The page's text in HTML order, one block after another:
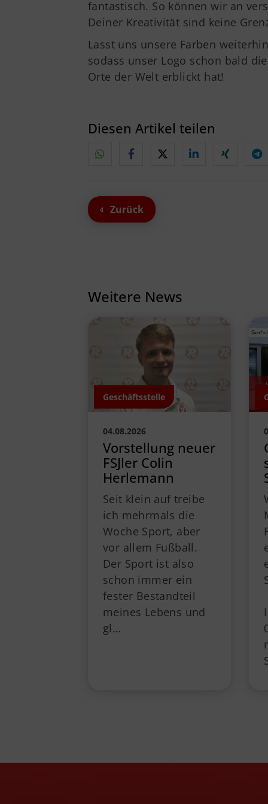
fantastisch. So können wir an
Deiner Kreativität sind keine
Lasst uns unsere Farben
sodass unser Logo schon bald
Orte der Welt erblickt hat!
Diesen Artikel teilen
Zurück
Weitere News
Geschäftsstelle
04.08.2026
Vorstellung neuer
FSJler Colin
Herlemann
Seit klein auf treibe
ich mehrmals die
Woche Sport, aber
vor allem Fußball.
Der Sport ist also
schon immer ein
fester Bestandteil
meines Lebens und
gl…